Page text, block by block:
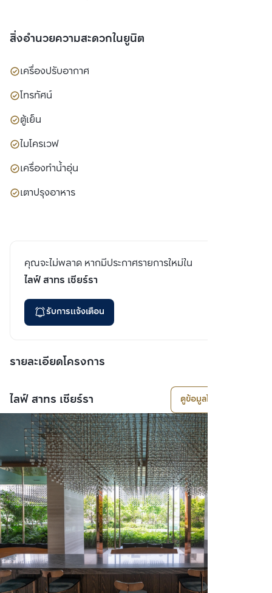
สิ่งอำนวยความสะดวกในยูนิต
เครื่องปรับอากาศ
โทรทัศน์
ตู้เย็น
ไมโครเวฟ
เครื่องทำน้ำอุ่น
เตาปรุงอาหาร
คุณจะไม่พลาด หากมีประกาศรายการใหม่ใน
ไลฟ์ สาทร เซียร์รา
รับการแจ้งเตือน
รายละเอียดโครงการ
ไลฟ์ สาทร เซียร์รา ดูข้อมูลโครงการ